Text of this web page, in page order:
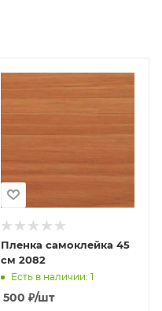
Пленка самоклейка 45
см 2082
Есть в наличии: 1
500 ₽/шт